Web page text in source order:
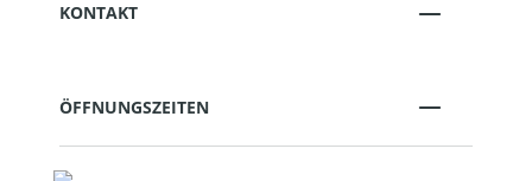
KONTAKT
ÖFFNUNGSZEITEN